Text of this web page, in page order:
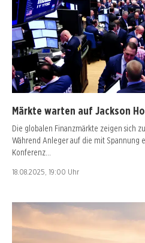
Märkte warten auf Jackson
Die globalen Finanzmärkte zeigen sich
Während Anleger auf die mit Spannung
Konferenz…
18.08.2025, 19:00 Uhr